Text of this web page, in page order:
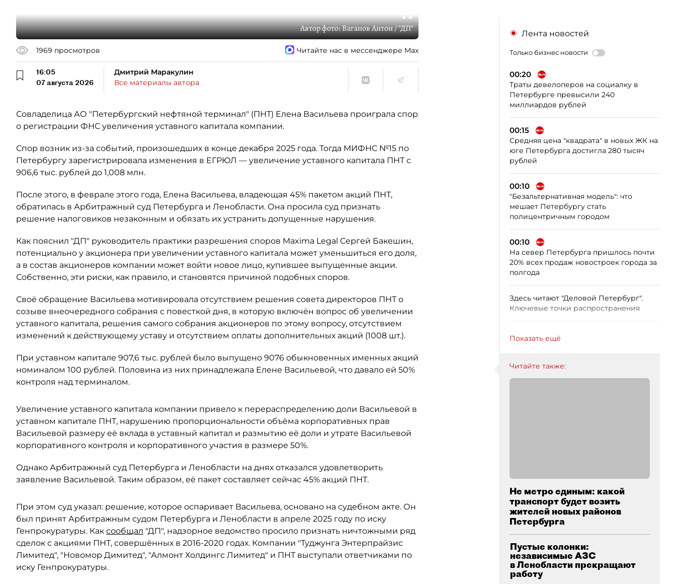
Автор фото:Ваганов Антон / "ДП"
1969 просмотров Читайте нас в мессенджере Max
16:05
07 августа 2026
Дмитрий Маракулин
Все материалы автора
Совладелица АО "Петербургский нефтяной терминал" (ПНТ) Елена Васильева проиграла спор
о регистрации ФНС увеличения уставного капитала компании.
Спор возник из-за событий, произошедших в конце декабря 2025 года. Тогда МИФНС №15 по
Петербургу зарегистрировала изменения в ЕГРЮЛ — увеличение уставного капитала ПНТ с
906,6 тыс. рублей до 1,008 млн.
После этого, в феврале этого года, Елена Васильева, владеющая 45% пакетом акций ПНТ,
обратилась в Арбитражный суд Петербурга и Ленобласти. Она просила суд признать
решение налоговиков незаконным и обязать их устранить допущенные нарушения.
Как пояснил "ДП" руководитель практики разрешения споров Maxima Legal Сергей Бакешин,
потенциально у акционера при увеличении уставного капитала может уменьшиться его доля,
а в состав акционеров компании может войти новое лицо, купившее выпущенные акции.
Собственно, эти риски, как правило, и становятся причиной подобных споров.
Своё обращение Васильева мотивировала отсутствием решения совета директоров ПНТ о
созыве внеочередного собрания с повесткой дня, в которую включён вопрос об увеличении
уставного капитала, решения самого собрания акционеров по этому вопросу, отсутствием
изменений к действующему уставу и отсутствием оплаты дополнительных акций (1008 шт.).
При уставном капитале 907,6 тыс. рублей было выпущено 9076 обыкновенных именных акций
номиналом 100 рублей. Половина из них принадлежала Елене Васильевой, что давало ей 50%
контроля над терминалом.
Увеличение уставного капитала компании привело к перераспределению доли Васильевой в
уставном капитале ПНТ, нарушению пропорциональности объёма корпоративных прав
Васильевой размеру её вклада в уставный капитал и размытию её доли и утрате Васильевой
корпоративного контроля и корпоративного участия в размере 50%.
Однако Арбитражный суд Петербурга и Ленобласти на днях отказался удовлетворить
заявление Васильевой. Таким образом, её пакет составляет сейчас 45% акций ПНТ.
При этом суд указал: решение, которое оспаривает Васильева, основано на судебном акте. Он
был принят Арбитражным судом Петербурга и Ленобласти в апреле 2025 году по иску
Генпрокуратуры. Как сообщал "ДП", надзорное ведомство просило признать ничтожными ряд
сделок с акциями ПНТ, совершённых в 2016-2020 годах. Компании "Туджунга Энтерпрайзис
Лимитед", "Новомор Димитед", "Алмонт Холдингс Лимитед" и ПНТ выступали ответчиками по
иску Генпрокуратуры.
Лента новостей
Только бизнес новости
00:20
Траты девелоперов на социалку в
Петербурге превысили 240
миллиардов рублей
00:15
Средняя цена "квадрата" в новых ЖК на
юге Петербурга достигла 280 тысяч
рублей
00:10
"Безальтернативная модель": что
мешает Петербургу стать
полицентричным городом
00:10
На север Петербурга пришлось почти
20% всех продаж новостроек города за
полгода
Здесь читают "Деловой Петербург".
Ключевые точки распространения
Показать ещё
Читайте также:
Не метро единым: какой
транспорт будет возить
жителей новых районов
Петербурга
Пустые колонки:
независимые АЗС
в Ленобласти прекращают
работу